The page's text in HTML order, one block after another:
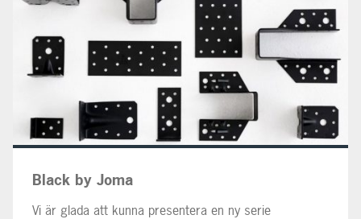
Black by Joma
Vi är glada att kunna presentera en ny serie